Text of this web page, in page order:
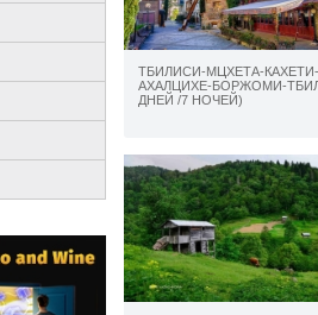
ТБИЛИСИ-МЦХЕТА-КАХЕТИ-
АХАЛЦИХЕ-БОРЖОМИ-
ДНЕЙ /7 НОЧЕЙ)